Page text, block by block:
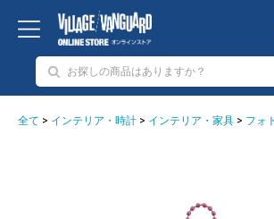
全て > インテリア・時計 > インテリア・家具 > フォ